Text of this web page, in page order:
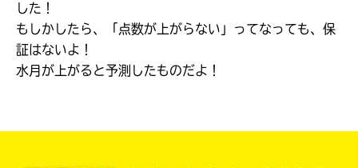
した！
もしかしたら、「点数が上がらない」ってなっても、保
証はないよ！
水月が上がると予測したものだよ！